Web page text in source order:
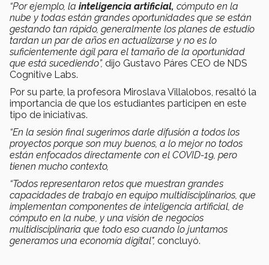
“Por ejemplo, la inteligencia artificial, cómputo en la
nube y todas están grandes oportunidades que se están
gestando tan rápido, generalmente los planes de estudio
tardan un par de años en actualizarse y no es lo
suficientemente ágil para el tamaño de la oportunidad
que está sucediendo”, dijo Gustavo Páres CEO de NDS
Cognitive Labs.
Por su parte, la profesora Miroslava Villalobos, resaltó la
importancia de que los estudiantes participen en este
tipo de iniciativas.
“En la sesión final sugerimos darle difusión a todos los
proyectos porque son muy buenos, a lo mejor no todos
están enfocados directamente con el COVID-19, pero
tienen mucho contexto,
“Todos representaron retos que muestran grandes
capacidades de trabajo en equipo multidisciplinarios, que
implementan componentes de inteligencia artificial, de
cómputo en la nube, y una visión de negocios
multidisciplinaria que todo eso cuando lo juntamos
generamos una economía digital", concluyó.